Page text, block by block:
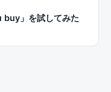
」を試してみた